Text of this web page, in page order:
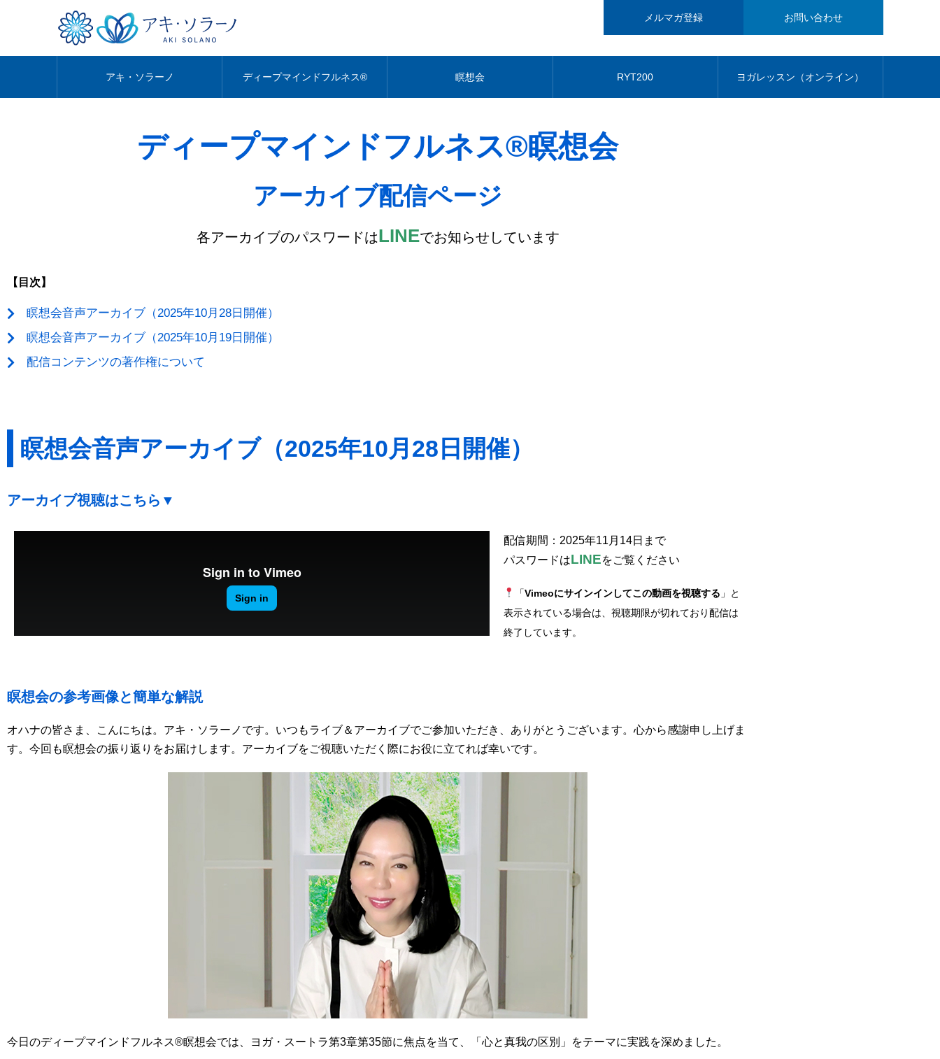
メルマガ登録 お問い合わせ
アキ・ソラーノ ディープマインドフルネス® 瞑想会 RYT200 ヨガレッスン（オンライン）
ディープマインドフルネス®瞑想会
アーカイブ配信ページ
各アーカイブのパスワードはLINEでお知らせしています
【目次】
瞑想会音声アーカイブ（2025年10月28日開催）
瞑想会音声アーカイブ（2025年10月19日開催）
配信コンテンツの著作権について
瞑想会音声アーカイブ（2025年10月28日開催）
アーカイブ視聴はこちら▼
配信期間：2025年11月14日まで
パスワードはLINEをご覧ください
「Vimeoにサインインしてこの動画を視聴する 」と
表示されている場合は、視聴期限が切れており配信は
終了しています。
瞑想会の参考画像と簡単な解説
オハナの皆さま、こんにちは。アキ・ソラーノです。いつもライブ＆アーカイブでご参加いただき、ありがとうございます。心から感謝申し上げま
す。今回も瞑想会の振り返りをお届けします。アーカイブをご視聴いただく際にお役に立てれば幸いです。
今日のディープマインドフルネス®瞑想会では、ヨガ・スートラ第3章第35節に焦点を当て、「心と真我の区別」をテーマに実践を深めました。